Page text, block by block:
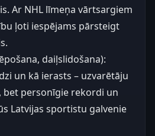
Ar NHL līmeņa vārtsargiem
ļoti iespējams pārsteigt
daiļslidošana):
un kā ierasts – uzvarētāju
personīgie rekordi un
Latvijas sportistu galvenie